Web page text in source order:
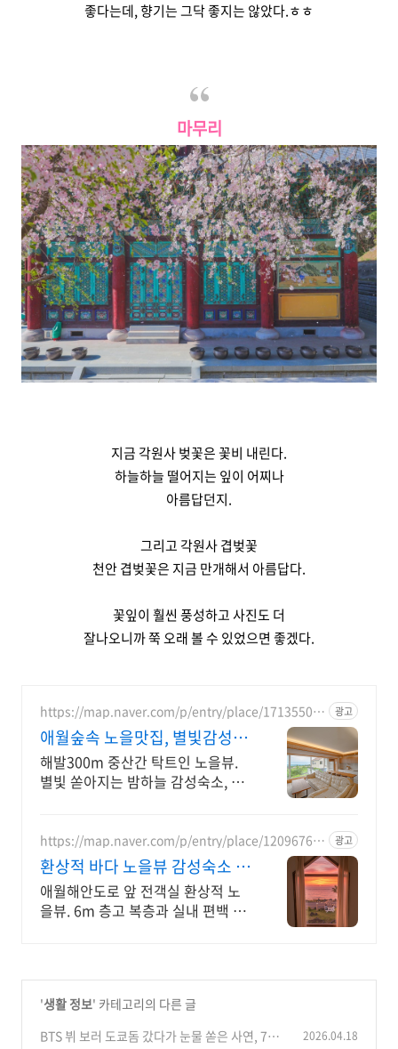
좋다는데, 향기는 그닥 좋지는 않았다.ㅎㅎ
마무리
지금 각원사 벚꽃은 꽃비 내린다.
하늘하늘 떨어지는 잎이 어찌나
아름답던지.
그리고 각원사 겹벚꽃
천안 겹벚꽃은 지금 만개해서 아름답다.
꽃잎이 훨씬 풍성하고 사진도 더
잘나오니까 쭉 오래 볼 수 있었으면 좋겠다.
https://map.naver.com/p/entry/place/17135504
48
광고
애월숲속 노을맛집, 별빛감성 아
기용품 완벽구비, 대가족
해발300m 중산간 탁트인 노을뷰.
별빛 쏟아지는 밤하늘 감성숙소, 호
라이빗한 대가족 여행
https://map.naver.com/p/entry/place/12096767
37
광고
환상적 바다 노을뷰 감성숙소 통
창 너머 애월 파노라마바다
애월해안도로 앞 전객실 환상적 노
을뷰. 6m 층고 복층과 실내 편백 스
'생활 정보' 카테고리의 다른 글
BTS 뷔 보러 도쿄돔 갔다가 눈물 쏟은 사연, 7년
2026.04.18